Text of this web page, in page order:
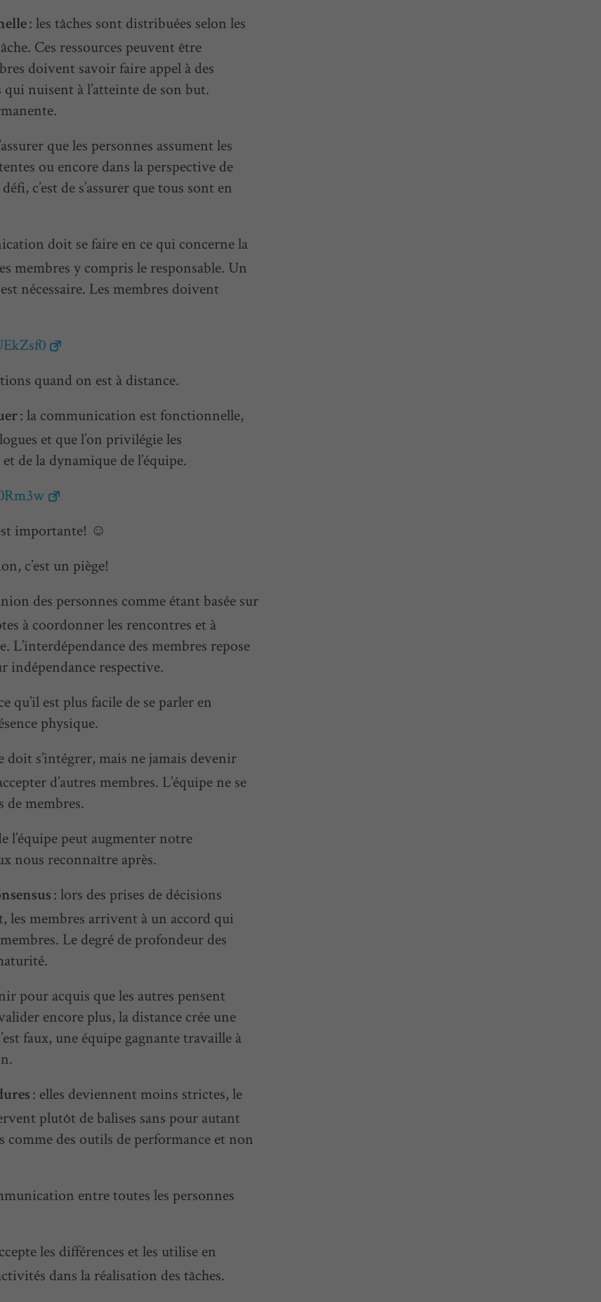
: les tâches sont distribuées selon les
Ces ressources peuvent être
doivent savoir faire appel à des
nuisent à l’atteinte de son but.
que les personnes assument les
ou encore dans la perspective de
c’est de s’assurer que tous sont en
doit se faire en ce qui concerne la
membres y compris le responsable. Un
nécessaire. Les membres doivent
quand on est à distance.
: la communication est fonctionnelle,
et que l’on privilégie les
de la dynamique de l’équipe.
importante! ☺
c’est un piège!
des personnes comme étant basée sur
à coordonner les rencontres et à
L’interdépendance des membres repose
indépendance respective.
est plus facile de se parler en
physique.
doit s’intégrer, mais ne jamais devenir
d’autres membres. L’équipe ne se
de membres.
l’équipe peut augmenter notre
nous reconnaître après.
: lors des prises de décisions
les membres arrivent à un accord qui
Le degré de profondeur des
pour acquis que les autres pensent
encore plus, la distance crée une
faux, une équipe gagnante travaille à
: elles deviennent moins strictes, le
plutôt de balises sans pour autant
comme des outils de performance et non
entre toutes les personnes
les différences et les utilise en
dans la réalisation des tâches.